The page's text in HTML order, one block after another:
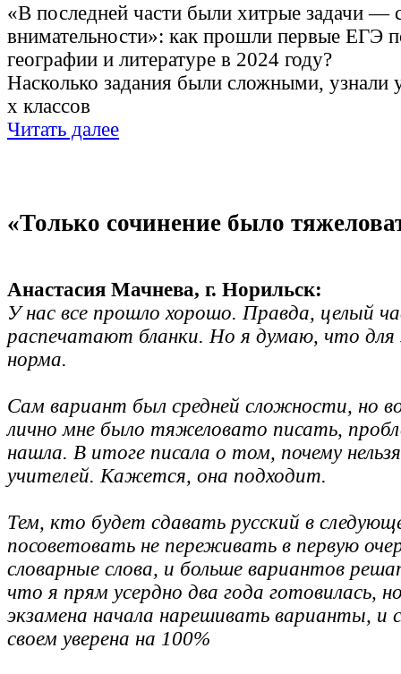
«В последней части были хитрые задачи —
внимательности»: как прошли первые ЕГЭ
географии и литературе в 2024 году?
Насколько задания были сложными, узнали
х классов
Читать далее
«Только сочинение было
Анастасия Мачнева, г. Норильск:
У нас все прошло хорошо. Правда, целый
распечатают бланки. Но я думаю, что для
норма.
Сам вариант был средней сложности, но
лично мне было тяжеловато писать,
нашла. В итоге писала о том, почему
учителей. Кажется, она подходит.
Тем, кто будет сдавать русский в
посоветовать не переживать в первую
словарные слова, и больше вариантов
что я прям усердно два года готовилась,
экзамена начала нарешивать варианты, и
своем уверена на 100%